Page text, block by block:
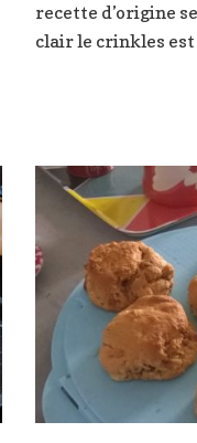
recette d’origine
clair le crinkles